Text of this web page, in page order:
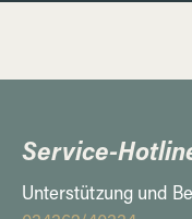
Service-
Unterstützung und